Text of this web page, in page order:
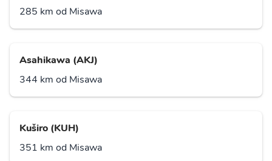
285 km od Misawa
Asahikawa (AKJ)
344 km od Misawa
Kuširo (KUH)
351 km od Misawa